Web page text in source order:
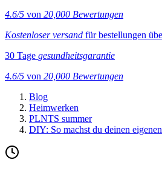
4.6/5 von 20,000 Bewertungen
Kostenloser versand für bestellungen
30 Tage gesundheitsgarantie
4.6/5 von 20,000 Bewertungen
Blog
Heimwerken
PLNTS summer
DIY: So machst du deinen